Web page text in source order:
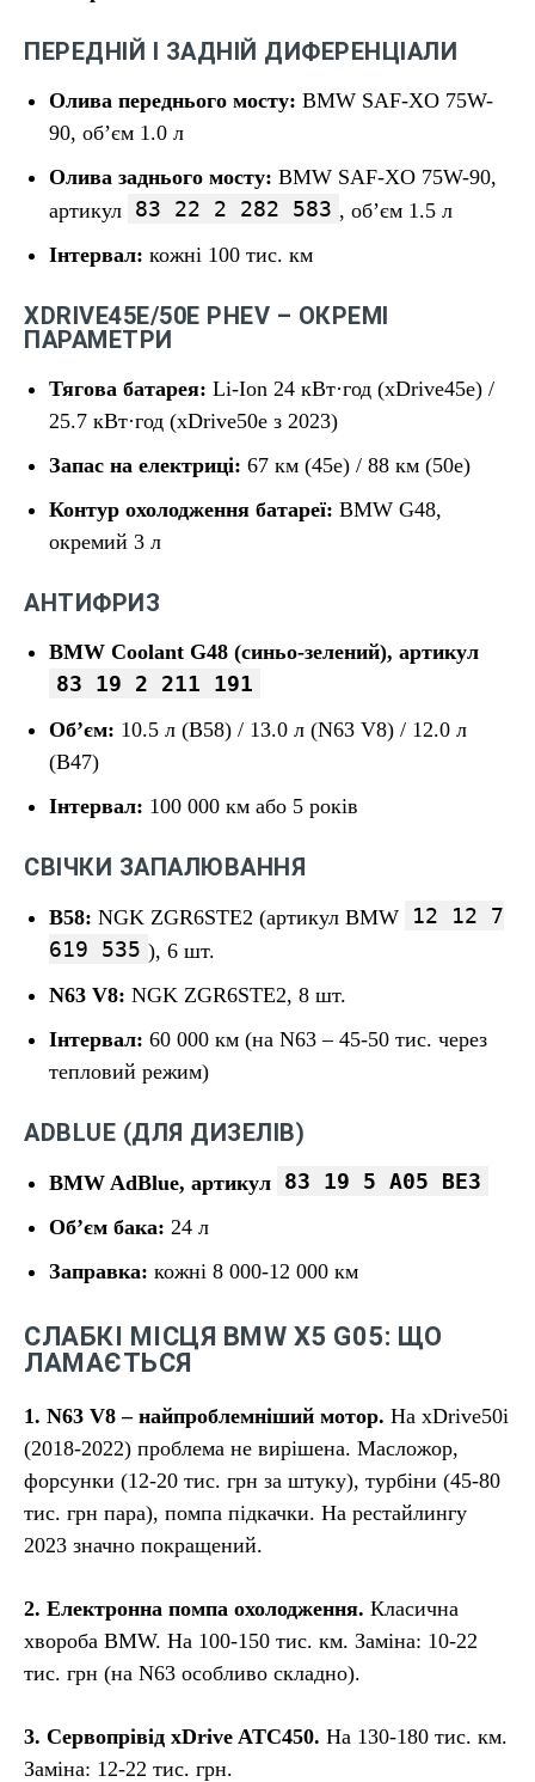
ПЕРЕДНІЙ І ЗАДНІЙ ДИФЕРЕНЦІАЛИ
Олива переднього мосту: BMW SAF-XO 75W-
90, об’єм 1.0 л
Олива заднього мосту: BMW SAF-XO 75W-90,
артикул 83 22 2 282 583 , об’єм 1.5 л
Інтервал: кожні 100 тис. км
XDRIVE45E/50E PHEV – ОКРЕМІ
ПАРАМЕТРИ
Тягова батарея: Li-Ion 24 кВт·год (xDrive45e) /
25.7 кВт·год (xDrive50e з 2023)
Запас на електриці: 67 км (45e) / 88 км (50e)
Контур охолодження батареї: BMW G48,
окремий 3 л
АНТИФРИЗ
BMW Coolant G48 (синьо-зелений), артикул
83 19 2 211 191
Об’єм: 10.5 л (B58) / 13.0 л (N63 V8) / 12.0 л
(B47)
Інтервал: 100 000 км або 5 років
СВІЧКИ ЗАПАЛЮВАННЯ
B58: NGK ZGR6STE2 (артикул BMW
12 12 7
619 535 ), 6 шт.
N63 V8: NGK ZGR6STE2, 8 шт.
Інтервал: 60 000 км (на N63 – 45-50 тис. через
тепловий режим)
ADBLUE (ДЛЯ ДИЗЕЛІВ)
BMW AdBlue, артикул 83 19 5 A05 BE3
Об’єм бака: 24 л
Заправка: кожні 8 000-12 000 км
СЛАБКІ МІСЦЯ BMW X5 G05: ЩО
ЛАМАЄТЬСЯ
1. N63 V8 – найпроблемніший мотор. На xDrive50i
(2018-2022) проблема не вирішена. Масложор,
форсунки (12-20 тис. грн за штуку), турбіни (45-80
тис. грн пара), помпа підкачки. На рестайлингу
2023 значно покращений.
2. Електронна помпа охолодження. Класична
хвороба BMW. На 100-150 тис. км. Заміна: 10-22
тис. грн (на N63 особливо складно).
3. Сервопрівід xDrive ATC450. На 130-180 тис. км.
Заміна: 12-22 тис. грн.